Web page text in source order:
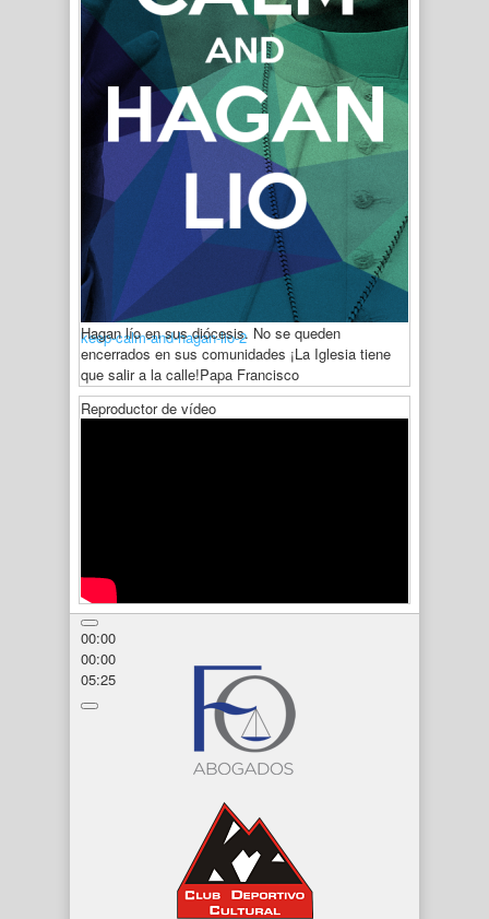
keep-calm-and-hagan-lio-2
Hagan lío en sus diócesis. No se queden
encerrados en sus comunidades ¡La Iglesia tiene
que salir a la calle!Papa Francisco
Reproductor de vídeo
00:00
00:00
05:25